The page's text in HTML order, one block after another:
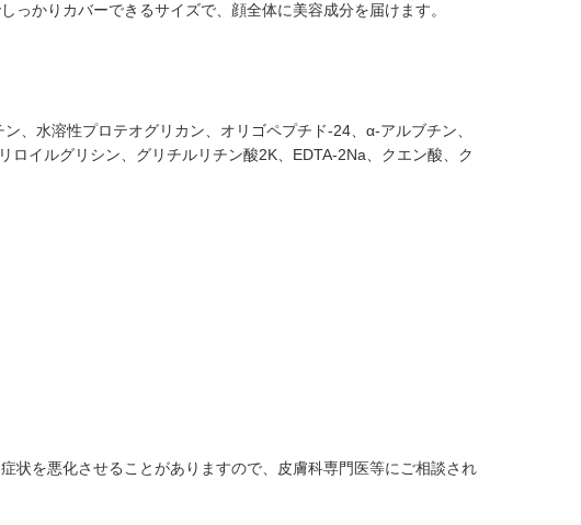
かりカバーできるサイズで、顔全体に美容成分を届けます。
、水溶性プロテオグリカン、オリゴペプチド-24、α-アルブチン、
イルグリシン、グリチルリチン酸2K、EDTA-2Na、クエン酸、ク
状を悪化させることがありますので、皮膚科専門医等にご相談され